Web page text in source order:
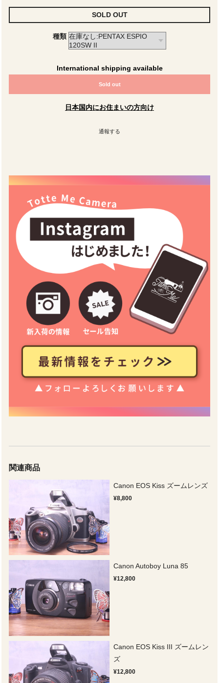
SOLD OUT
種類
International shipping available
Sold out
日本国内にお住まいの方向け
通報する
関連商品
Canon EOS Kiss ズームレンズ
¥8,800
Canon Autoboy Luna 85
¥12,800
Canon EOS Kiss III ズームレン
ズ
¥12,800